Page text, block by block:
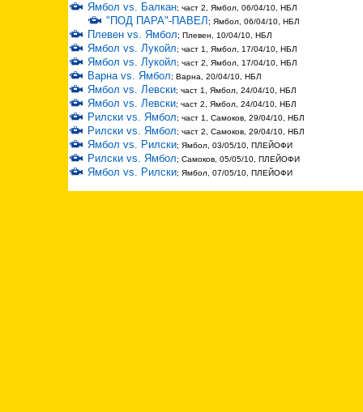
Ямбол vs. Балкан; част 2, Ямбол, 06/04/10, НБЛ
"ПОД ПАРА"-ПАВЕЛ ; Ямбол, 06/04/10, НБЛ
Плевен vs. Ямбол; Плевен, 10/04/10, НБЛ
Ямбол vs. Лукойл; част 1, Ямбол, 17/04/10, НБЛ
Ямбол vs. Лукойл; част 2, Ямбол, 17/04/10, НБЛ
Варна vs. Ямбол; Варна, 20/04/10, НБЛ
Ямбол vs. Левски; част 1, Ямбол, 24/04/10, НБЛ
Ямбол vs. Левски; част 2, Ямбол, 24/04/10, НБЛ
Рилски vs. Ямбол; част 1, Самоков, 29/04/10, НБЛ
Рилски vs. Ямбол; част 2, Самоков, 29/04/10, НБЛ
Ямбол vs. Рилски; Ямбол, 03/05/10, ПЛЕЙОФИ
Рилски vs. Ямбол; Самоков, 05/05/10, ПЛЕЙОФИ
Ямбол vs. Рилски; Ямбол, 07/05/10, ПЛЕЙОФИ